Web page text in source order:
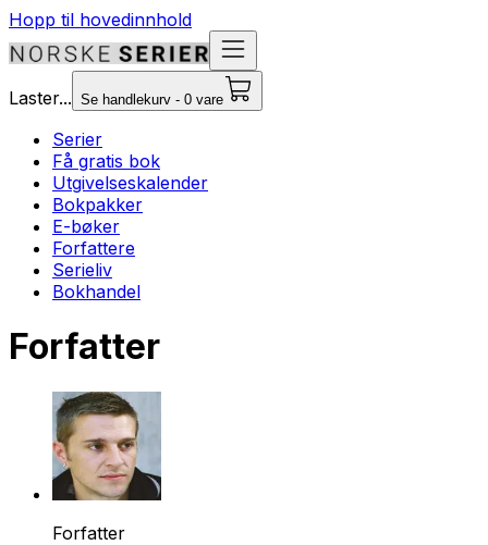
Hopp til hovedinnhold
Laster... Se handlekurv - 0 vare
Serier
Få gratis bok
Utgivelseskalender
Bokpakker
E-bøker
Forfattere
Serieliv
Bokhandel
Forfatter
Forfatter